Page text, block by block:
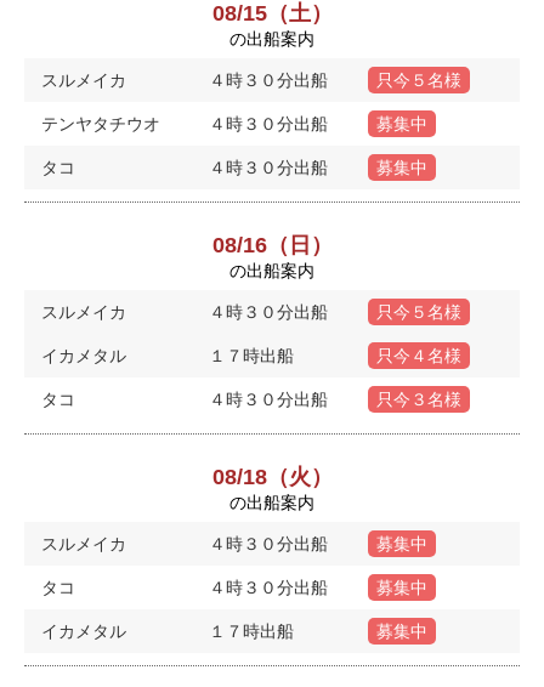
08/15（土）
の出船案内
スルメイカ ４時３０分出船 只今５名様
テンヤタチウオ ４時３０分出船 募集中
タコ ４時３０分出船 募集中
08/16（日）
の出船案内
スルメイカ ４時３０分出船 只今５名様
イカメタル １７時出船 只今４名様
タコ ４時３０分出船 只今３名様
08/18（火）
の出船案内
スルメイカ ４時３０分出船 募集中
タコ ４時３０分出船 募集中
イカメタル １７時出船 募集中